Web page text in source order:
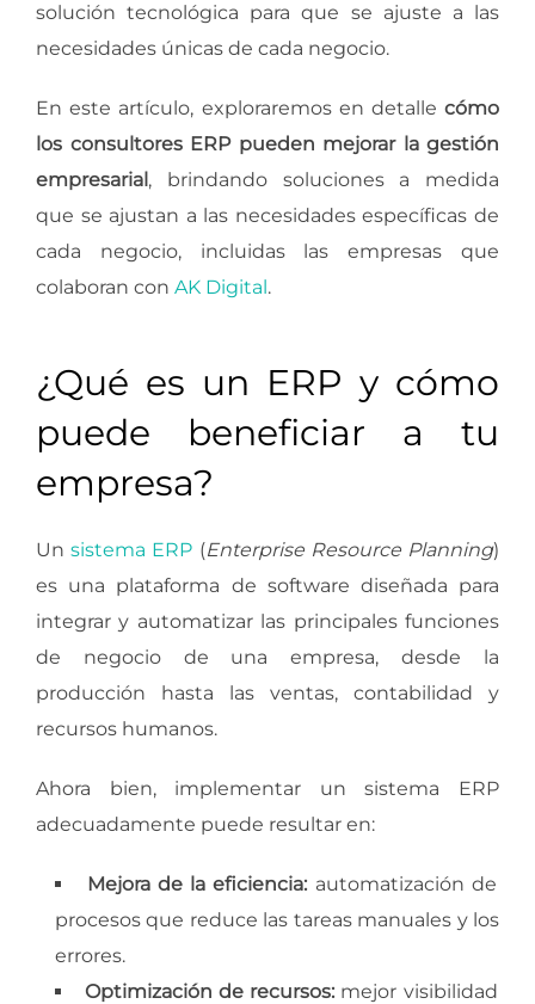
solución tecnológica para que se ajuste a las
necesidades únicas de cada negocio.
En este artículo, exploraremos en detalle cómo
los consultores ERP pueden mejorar la gestión
empresarial, brindando soluciones a medida
que se ajustan a las necesidades específicas de
cada negocio, incluidas las empresas que
colaboran con AK Digital.
¿Qué es un ERP y cómo
puede beneficiar a tu
empresa?
Unsistema ERP (Enterprise Resource Planning)
es una plataforma de software diseñada para
integrar y automatizar las principales funciones
de negocio de una empresa, desde la
producción hasta las ventas, contabilidad y
recursos humanos.
Ahora bien, implementar un sistema ERP
adecuadamente puede resultar en:
Mejora de la eficiencia: automatización de
procesos que reduce las tareas manuales y los
errores.
Optimización de recursos: mejor visibilidad